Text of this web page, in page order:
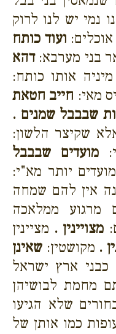
נמי יש לנו לרוק
ועוד כותח
בני מערבא:דהא
מיניה אותו כותח:
מאי: חייב חטאת
שבבבל שמנים .
שקיצר הלשון:
מועדים שבבבל
יותר מא"י:
אין להם שמחה
מרגוע ממלאכה
מצויינין . מציינין
. מקושטין: שאינן
ארץ ישראל
מחמת לבושיהן
שלא הגיעו
כמו אותן של